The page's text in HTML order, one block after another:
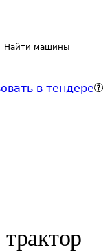
Найти машины
в тендере